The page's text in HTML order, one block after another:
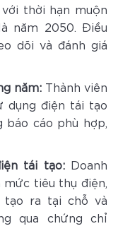
thời hạn muộn
năm 2050. Điều
dõi và đánh giá
năm:Thành viên
dụng điện tái tạo
cáo phù hợp,
tái tạo:Doanh
tiêu thụ điện,
ra tại chỗ và
qua chứng chỉ